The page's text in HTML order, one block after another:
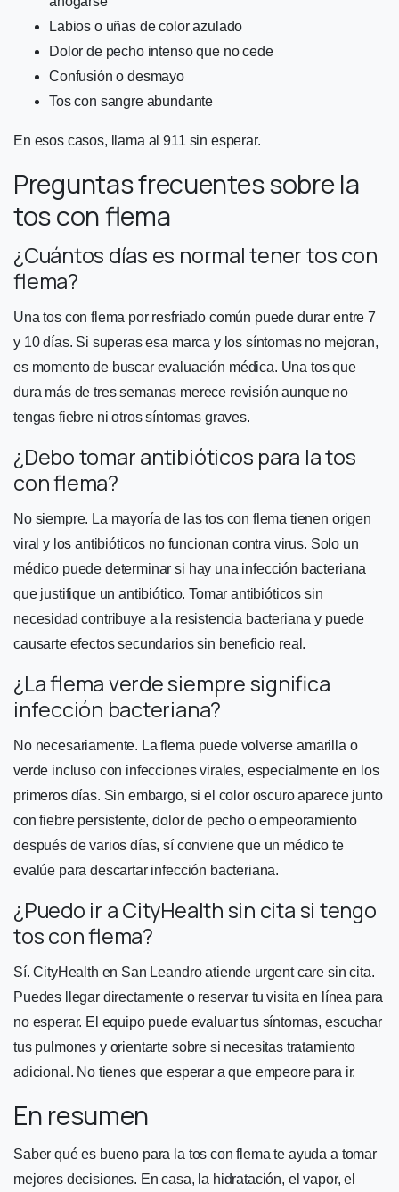
Labios o uñas de color azulado
Dolor de pecho intenso que no cede
Confusión o desmayo
Tos con sangre abundante
En esos casos, llama al 911 sin esperar.
Preguntas frecuentes sobre la
tos con flema
¿Cuántos días es normal tener tos con
flema?
Una tos con flema por resfriado común puede durar entre 7
y 10 días. Si superas esa marca y los síntomas no mejoran,
es momento de buscar evaluación médica. Una tos que
dura más de tres semanas merece revisión aunque no
tengas fiebre ni otros síntomas graves.
¿Debo tomar antibióticos para la tos
con flema?
No siempre. La mayoría de las tos con flema tienen origen
viral y los antibióticos no funcionan contra virus. Solo un
médico puede determinar si hay una infección bacteriana
que justifique un antibiótico. Tomar antibióticos sin
necesidad contribuye a la resistencia bacteriana y puede
causarte efectos secundarios sin beneficio real.
¿La flema verde siempre significa
infección bacteriana?
No necesariamente. La flema puede volverse amarilla o
verde incluso con infecciones virales, especialmente en los
primeros días. Sin embargo, si el color oscuro aparece junto
con fiebre persistente, dolor de pecho o empeoramiento
después de varios días, sí conviene que un médico te
evalúe para descartar infección bacteriana.
¿Puedo ir a CityHealth sin cita si tengo
tos con flema?
Sí. CityHealth en San Leandro atiende urgent care sin cita.
Puedes llegar directamente o reservar tu visita en línea para
no esperar. El equipo puede evaluar tus síntomas, escuchar
tus pulmones y orientarte sobre si necesitas tratamiento
adicional. No tienes que esperar a que empeore para ir.
En resumen
Saber qué es bueno para la tos con flema te ayuda a tomar
mejores decisiones. En casa, la hidratación, el vapor, el